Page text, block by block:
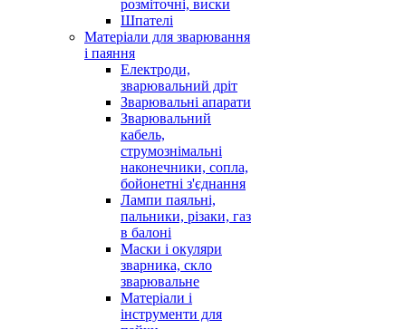
розміточні, виски
Шпателі
Матеріали для зварювання
і паяння
Електроди,
зварювальний дріт
Зварювальні апарати
Зварювальний
кабель,
струмознімальні
наконечники, сопла,
бойонетні з'єднання
Лампи паяльні,
пальники, різаки, газ
в балоні
Маски і окуляри
зварника, скло
зварювальне
Матеріали і
інструменти для